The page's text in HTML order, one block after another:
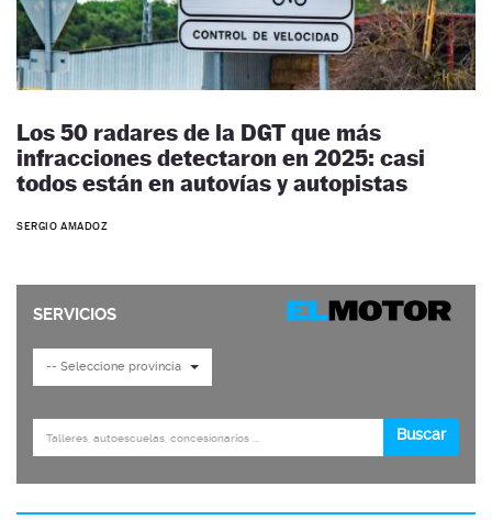
Los 50 radares de la DGT que más
infracciones detectaron en 2025: casi
todos están en autovías y autopistas
SERGIO AMADOZ